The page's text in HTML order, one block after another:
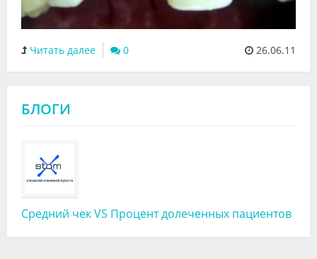
Читать далее 0 26.06.11
БЛОГИ
Средний чек VS Процент долеченных пациентов